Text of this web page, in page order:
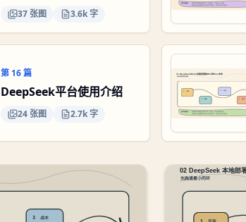
37张图 3.6k 字
第 16篇
DeepSeek平台使用介绍
24张图 2.7k 字